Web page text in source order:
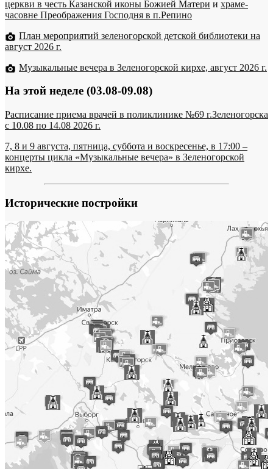
церкви в честь Казанской иконы Божией Матери и храме-
часовне Преображения Господня в п.Репино
План мероприятий зеленогорской детской библиотеки на
август 2026 г.
Музыкальные вечера в Зеленогорской кирхе, август 2026 г.
На этой неделе (03.08-09.08)
Расписание приема врачей в поликлинике №69 г.Зеленогорска
c 10.08 по 14.08 2026 г.
7, 8 и 9 августа, пятница, суббота и воскресенье, в 17:00 –
концерты цикла «Музыкальные вечера» в Зеленогорской
кирхе.
Исторические постройки